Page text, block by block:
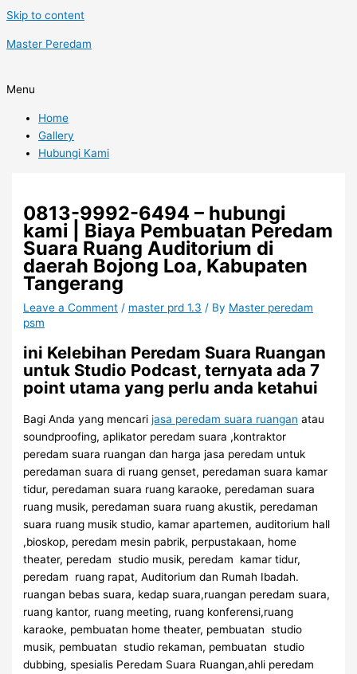
Skip to content
Master Peredam
Menu
Home
Gallery
Hubungi Kami
0813-9992-6494 – hubungi
kami | Biaya Pembuatan Peredam
Suara Ruang Auditorium di
daerah Bojong Loa, Kabupaten
Tangerang
Leave a Comment / master prd 1.3 / By Master peredam
psm
ini Kelebihan Peredam Suara Ruangan
untuk Studio Podcast, ternyata ada 7
point utama yang perlu anda ketahui
Bagi Anda yang mencarijasa peredam suara ruangan atau
soundproofing, aplikator peredam suara ,kontraktor
peredam suara ruangan dan harga jasa peredam untuk
peredaman suara di ruang genset, peredaman suara kamar
tidur, peredaman suara ruang karaoke, peredaman suara
ruang musik, peredaman suara ruang akustik, peredaman
suara ruang musik studio, kamar apartemen, auditorium hall
,bioskop, peredam mesin pabrik, perpustakaan, home
theater, peredam studio musik, peredam kamar tidur,
peredam ruang rapat, Auditorium dan Rumah Ibadah.
ruangan bebas suara, kedap suara,ruangan peredam suara,
ruang kantor, ruang meeting, ruang konferensi,ruang
karaoke, pembuatan home theater, pembuatan studio
musik, pembuatan studio rekaman, pembuatan studio
dubbing, spesialis Peredam Suara Ruangan,ahli peredam